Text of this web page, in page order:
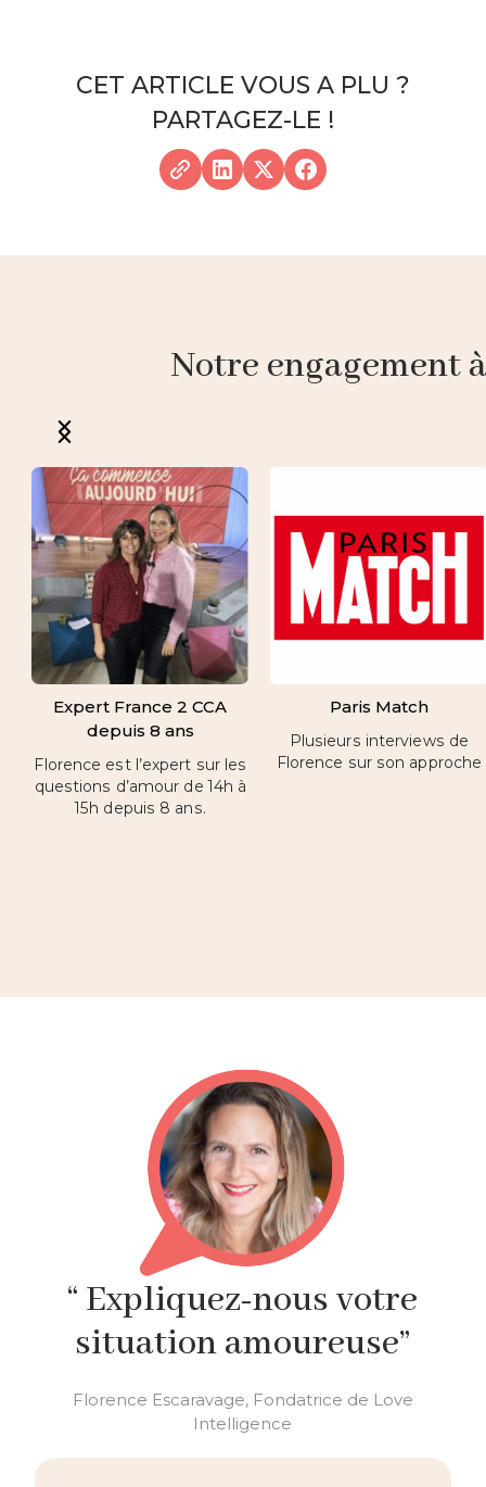
CET ARTICLE VOUS A PLU ?
PARTAGEZ-LE !
Notre engagement
Expert France 2 CCA
depuis 8 ans
Florence est l’expert sur les
questions d’amour de 14h à
15h depuis 8 ans.
Paris Match
Plusieurs interviews de
Florence sur son approche
“ Expliquez-nous votre
situation amoureuse”
Florence Escaravage, Fondatrice de Love
Intelligence